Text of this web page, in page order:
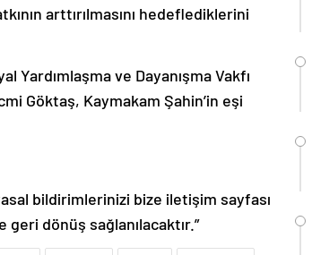
arttırılmasını hedeflediklerini
ve Dayanışma Vakfı
Göktaş, Kaymakam Şahin’in eşi
bildirimlerinizi bize iletişim sayfası
dönüş sağlanılacaktır.”